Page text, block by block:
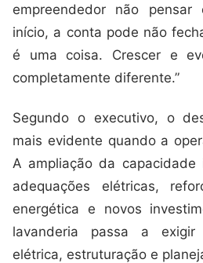
empreendedor não
início, a conta pode não
é uma coisa. Crescer e
completamente diferente.”
Segundo o executivo, o
mais evidente quando a
A ampliação da
adequações elétricas,
energética e novos
lavanderia passa a exigir
elétrica, estruturação e